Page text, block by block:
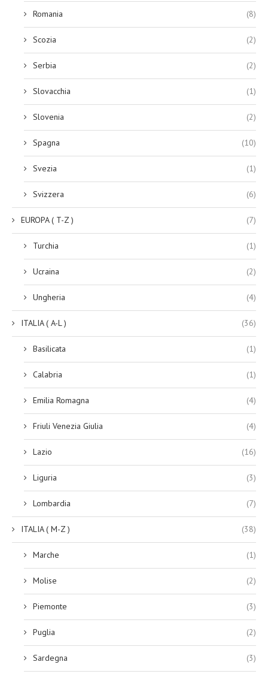
Romania (8)
Scozia (2)
Serbia (2)
Slovacchia (1)
Slovenia (2)
Spagna (10)
Svezia (1)
Svizzera (6)
EUROPA ( T-Z ) (7)
Turchia (1)
Ucraina (2)
Ungheria (4)
ITALIA ( A-L ) (36)
Basilicata (1)
Calabria (1)
Emilia Romagna (4)
Friuli Venezia Giulia (4)
Lazio (16)
Liguria (3)
Lombardia (7)
ITALIA ( M-Z ) (38)
Marche (1)
Molise (2)
Piemonte (3)
Puglia (2)
Sardegna (3)